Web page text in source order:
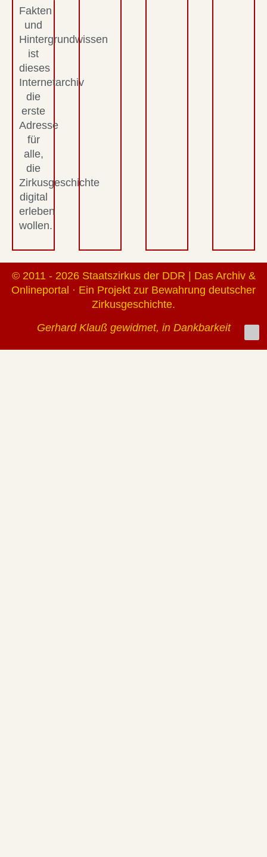
Fakten
und
Hintergrundwissen
ist
dieses
Internetarchiv
die
erste
Adresse
für
alle,
die
Zirkusgeschichte
digital
erleben
wollen.
© 2011 - 2026 Staatszirkus der DDR | Das Archiv &
Onlineportal · Ein Projekt zur Bewahrung deutscher
Zirkusgeschichte.
Gerhard Klauß gewidmet, in Dankbarkeit